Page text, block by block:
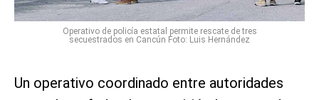
Operativo de policía estatal permite rescate de tres
secuestrados en Cancún Foto: Luis Hernández
Un operativo coordinado entre autoridades